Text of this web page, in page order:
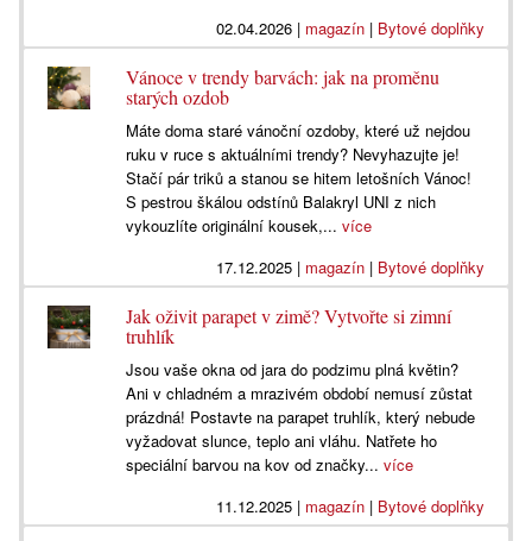
02.04.2026| magazín| Bytové doplňky
Vánoce v trendy barvách: jak na proměnu
starých ozdob
Máte doma staré vánoční ozdoby, které už nejdou
ruku v ruce s aktuálními trendy? Nevyhazujte je!
Stačí pár triků a stanou se hitem letošních Vánoc!
S pestrou škálou odstínů Balakryl UNI z nich
vykouzlíte originální kousek,...více
17.12.2025| magazín| Bytové doplňky
Jak oživit parapet v zimě? Vytvořte si zimní
truhlík
Jsou vaše okna od jara do podzimu plná květin?
Ani v chladném a mrazivém období nemusí zůstat
prázdná! Postavte na parapet truhlík, který nebude
vyžadovat slunce, teplo ani vláhu. Natřete ho
speciální barvou na kov od značky...více
11.12.2025| magazín| Bytové doplňky